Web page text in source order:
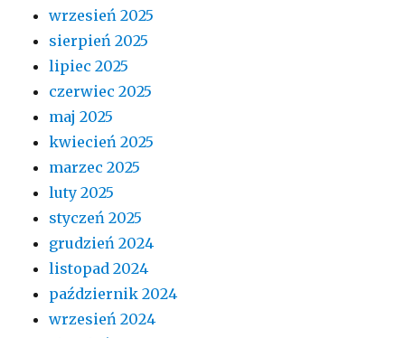
wrzesień 2025
sierpień 2025
lipiec 2025
czerwiec 2025
maj 2025
kwiecień 2025
marzec 2025
luty 2025
styczeń 2025
grudzień 2024
listopad 2024
październik 2024
wrzesień 2024